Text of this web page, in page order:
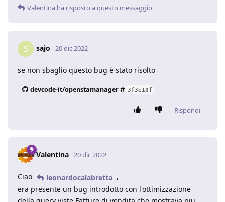
Valentina ha risposto a questo messaggio
S sajo 20 dic 2022
se non sbaglio questo bug è stato risolto
devcode-it/openstamanager 3f3e10f
Rispondi
Valentina 20 dic 2022
Ciao leonardocalabretta ,
era presente un bug introdotto con l'ottimizzazione